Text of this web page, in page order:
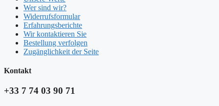
Wer sind wir?
Widerrufsformular
Erfahrungsberichte
Wir kontaktieren Sie
Bestellung verfolgen
Zugänglichkeit der Seite
Kontakt​
+33 7 74 03 90 71